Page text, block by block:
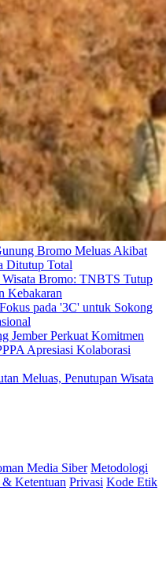
Bromo Meluas Akibat
Ditutup Total
Wisata Bromo: TNBTS Tutup
Kebakaran
pada '3C' untuk Sokong
Jember Perkuat Komitmen
Apresiasi Kolaborasi
Meluas, Penutupan Wisata
Media Siber Metodologi
& Ketentuan Privasi Kode Etik